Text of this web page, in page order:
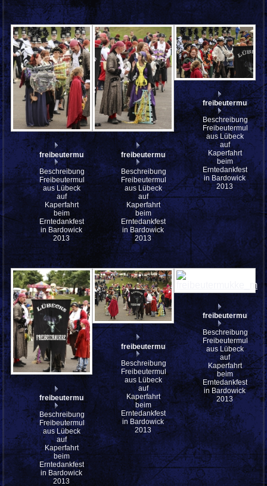
freibeutermukke_mfw13__030544
Beschreibung:
Freibeutermukke
aus Lübeck
auf
Kaperfahrt
beim
Erntedankfest
in Bardowick
2013
freibeutermukke_mfw13__030543
Beschreibung:
Freibeutermukke
aus Lübeck
auf
Kaperfahrt
beim
Erntedankfest
in Bardowick
2013
Beschreibung:
Freibeutermukke
aus Lübeck
auf
Kaperfahrt
beim
Erntedankfest
in Bardowick
2013
freibeutermukke_mfw13__030540
Beschreibung:
Freibeutermukke
aus Lübeck
auf
Kaperfahrt
beim
Erntedankfest
in Bardowick
2013
freibeutermukke_mfw13__030527
Beschreibung:
Freibeutermukke
aus Lübeck
auf
Kaperfahrt
beim
Erntedankfest
in Bardowick
2013
Beschreibung:
Freibeutermukke
aus Lübeck
auf
Kaperfahrt
beim
Erntedankfest
in Bardowick
2013